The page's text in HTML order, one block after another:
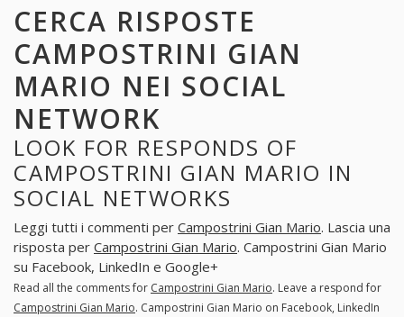
CERCA RISPOSTE
CAMPOSTRINI GIAN
MARIO NEI SOCIAL
NETWORK
LOOK FOR RESPONDS OF
CAMPOSTRINI GIAN MARIO IN
SOCIAL NETWORKS
Leggi tutti i commenti per Campostrini Gian Mario. Lascia una
risposta per Campostrini Gian Mario. Campostrini Gian Mario
su Facebook, LinkedIn e Google+
Read all the comments for Campostrini Gian Mario. Leave a respond for
Campostrini Gian Mario. Campostrini Gian Mario on Facebook, LinkedIn